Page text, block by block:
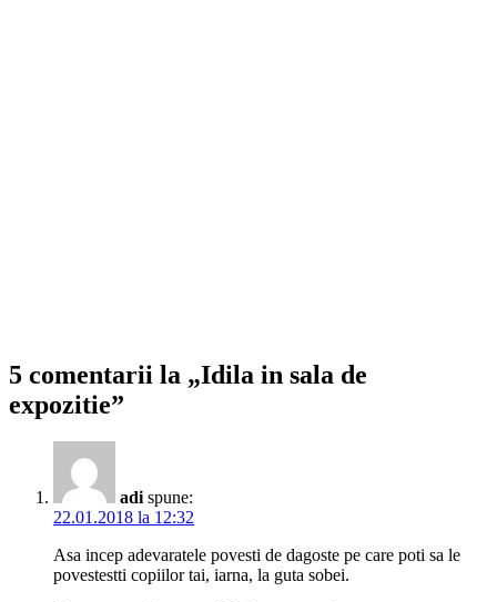
5 comentarii la „Idila in sala de
expozitie”
adi spune:
22.01.2018 la 12:32
Asa incep adevaratele povesti de dagoste pe care poti sa le
povestestti copiilor tai, iarna, la guta sobei.